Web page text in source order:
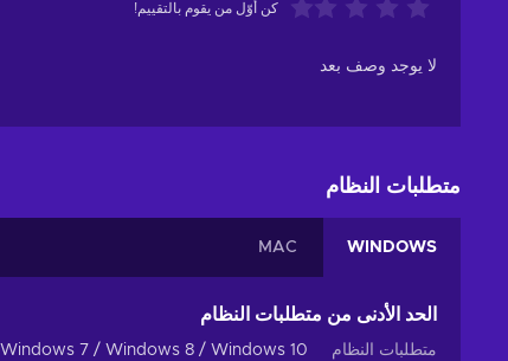
كن أوّل من يقوم بالتقييم!
لا يوجد وصف بعد
متطلبات النظام
WINDOWS
MAC
الحد الأدنى من متطلبات النظام
متطلبات النظام
Windows 7 / Windows 8 / Windows 10